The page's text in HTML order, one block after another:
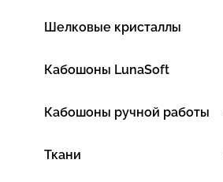
Шелковые кристаллы
Кабошоны LunaSoft
Кабошоны ручной работы
Ткани